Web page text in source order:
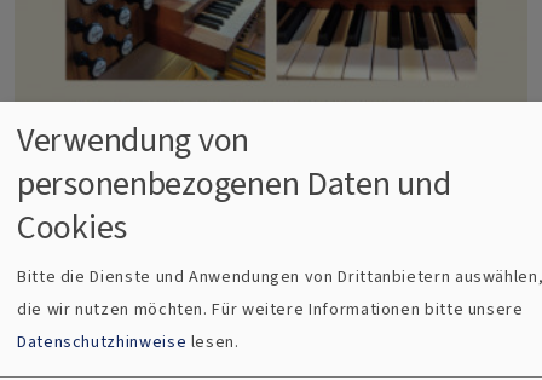
Evang. KG Weilheim
25 Jahre Riegner-Orgel in der Apostelkirche -
Verwendung von
personenbezogenen Daten und
Cookies
Bitte die Dienste und Anwendungen von Drittanbietern
die wir nutzen möchten.Für weitere Informationen bitte unsere
Datenschutzhinweise lesen.